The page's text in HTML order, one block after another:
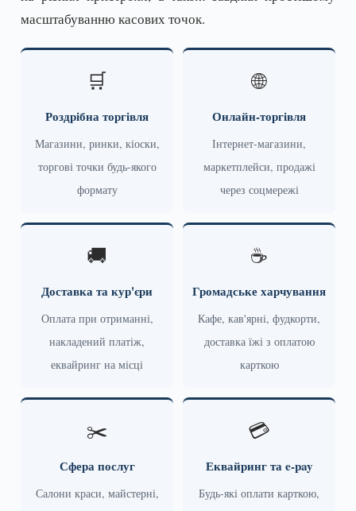
масштабуванню касових точок.
🛒
Роздрібна торгівля
Магазини, ринки, кіоски,
торгові точки будь-якого
формату
🌐
Онлайн-торгівля
Інтернет-магазини,
маркетплейси, продажі
через соцмережі
🚚
Доставка та кур'єри
Оплата при отриманні,
накладений платіж,
еквайринг на місці
☕
Громадське харчування
Кафе, кав'ярні, фудкорти,
доставка їжі з оплатою
карткою
✂️
Сфера послуг
Салони краси, майстерні,
💳
Еквайринг та e-pay
Будь-які оплати карткою,